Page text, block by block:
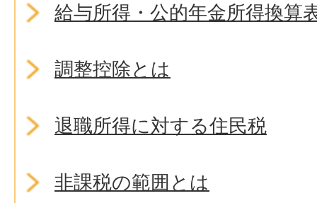
給与所得・公的年金所得換算
調整控除とは
退職所得に対する住民税
非課税の範囲とは